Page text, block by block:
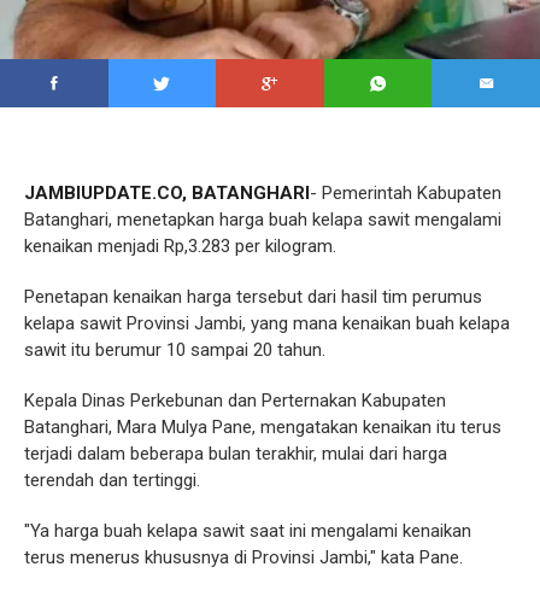
JAMBIUPDATE.CO, BATANGHARI- Pemerintah Kabupaten
Batanghari, menetapkan harga buah kelapa sawit mengalami
kenaikan menjadi Rp,3.283 per kilogram.
Penetapan kenaikan harga tersebut dari hasil tim perumus
kelapa sawit Provinsi Jambi, yang mana kenaikan buah kelapa
sawit itu berumur 10 sampai 20 tahun.
Kepala Dinas Perkebunan dan Perternakan Kabupaten
Batanghari, Mara Mulya Pane, mengatakan kenaikan itu terus
terjadi dalam beberapa bulan terakhir, mulai dari harga
terendah dan tertinggi.
"Ya harga buah kelapa sawit saat ini mengalami kenaikan
terus menerus khususnya di Provinsi Jambi," kata Pane.